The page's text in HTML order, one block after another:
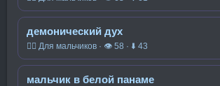
демонический дух
🧍‍♂️ Для мальчиков · 👁 58 · ⬇ 43
мальчик в белой панаме